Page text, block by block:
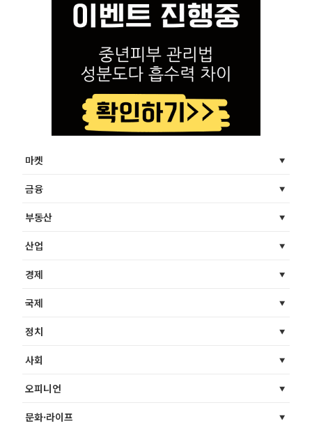
마켓
금융
부동산
산업
경제
국제
정치
사회
오피니언
문화·라이프